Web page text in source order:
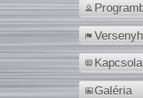
Galéria